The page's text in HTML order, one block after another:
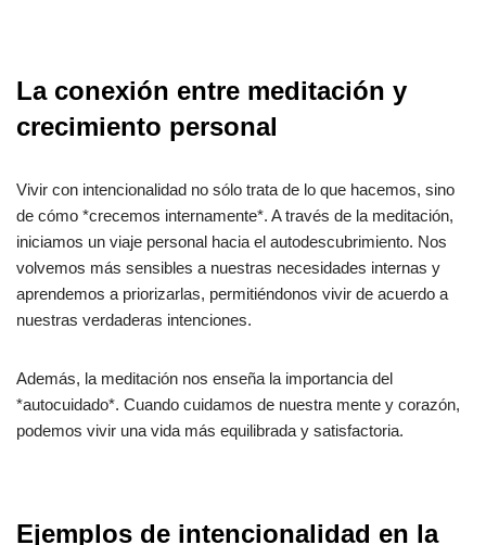
La conexión entre meditación y
crecimiento personal
Vivir con intencionalidad no sólo trata de lo que hacemos, sino
de cómo *crecemos internamente*. A través de la meditación,
iniciamos un viaje personal hacia el autodescubrimiento. Nos
volvemos más sensibles a nuestras necesidades internas y
aprendemos a priorizarlas, permitiéndonos vivir de acuerdo a
nuestras verdaderas intenciones.
Además, la meditación nos enseña la importancia del
*autocuidado*. Cuando cuidamos de nuestra mente y corazón,
podemos vivir una vida más equilibrada y satisfactoria.
Ejemplos de intencionalidad en la